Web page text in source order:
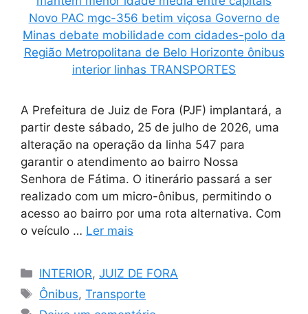
A Prefeitura de Juiz de Fora (PJF) implantará, a
partir deste sábado, 25 de julho de 2026, uma
alteração na operação da linha 547 para
garantir o atendimento ao bairro Nossa
Senhora de Fátima. O itinerário passará a ser
realizado com um micro-ônibus, permitindo o
acesso ao bairro por uma rota alternativa. Com
o veículo … Ler mais
Categorias
INTERIOR,JUIZ DE FORA
Tags
Ônibus,Transporte